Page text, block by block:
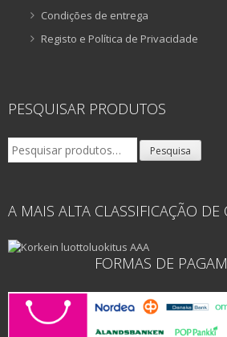
Condições de entrega
Registo e Política de Privacidade
PESQUISAR PRODUTOS
Pesquisar
por:
Pesquisa
A MAIS ALTA CLASSIFICAÇÃO DE
FORMAS DE